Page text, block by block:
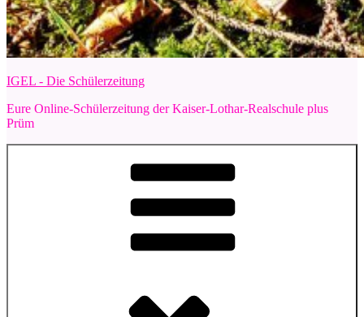
IGEL - Die Schülerzeitung
Eure Online-Schülerzeitung der Kaiser-Lothar-Realschule plus
Prüm